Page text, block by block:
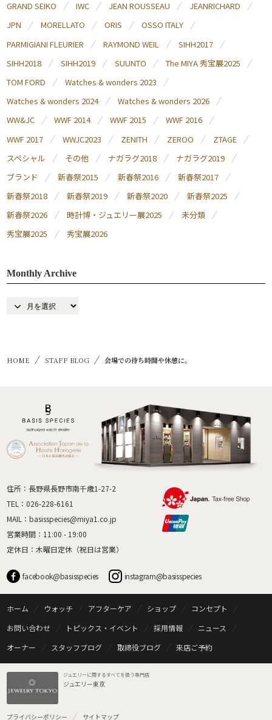
GRAND SEIKO
IWC JEAN ROUSSEAU
JEANRICHARD
JPN
MORELLATO ORIS
OSSO ITALY
PARMIGIANI FLEURIER
RAYMOND WEIL
SIHH2017
SIHH2018
SIHH2019 SUUNTO
The MIYA 秀宝展2025
TOM FORD
Watches & wonders 2023
Watches & wonders 2024
Watches & wonders 2026
WW&JC
WWF 2014 WWF 2015
WWF 2016
WWF 2017
WWJC2023 ZENITH ZEROO
ZTAGE
スペシャル
その他 ナガラグ2018
ナガラグ2019
ブランド
新春祭2015 新春祭2016
新春祭2017
新春祭2018
新春祭2019 新春祭2020
新春祭2025
新春祭2026
時計博・ジュエリー展2025
未分類
秀宝展2025
秀宝展2026
Monthly Archive
HOME STAFF BLOG 会場での待ち時間や休憩に。
住所：長野県長野市南千歳1-27-2
TEL： 026-228-6161
MAIL： basisspecies@miya1.co.jp
営業時間：11:00 - 19:00
定休日：木曜日定休（祝日は営業）
facebook@basisspecies instagram@basisspecies
ホーム ウォッチ アフターケア ショップ
コンセプト
お問い合わせ
トピックス・イベント 採用情報
ニュース
オーナー
スタッフブログ 取締役ブログ 来店ご予約
ジュエリーに関するすべてを扱う専門店
ジュエリー東京
プライバシーポリシー サイトマップ